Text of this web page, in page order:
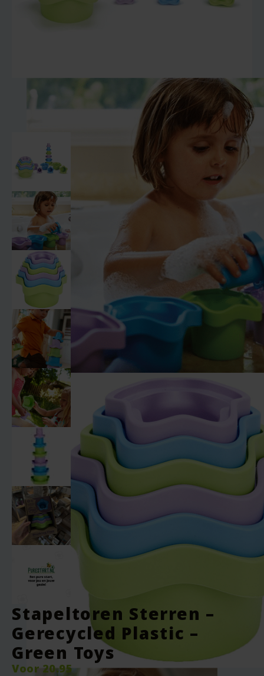
Stapeltoren Sterren –
Gerecycled Plastic –
Green Toys
Voor 20.95